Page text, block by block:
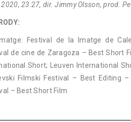
2020, 23:27, dir. Jimmy Olsson, prod.
Festival de la Imatge de
de cine de Zaragoza – Best Short
Short; Leuven International
Filmski Festival – Best Editing
– Best Short Film